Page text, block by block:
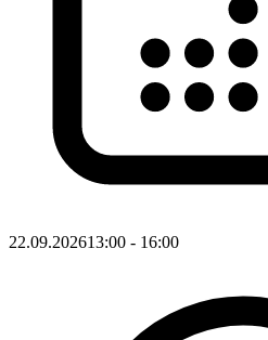
22.09.202613:00 - 16:00